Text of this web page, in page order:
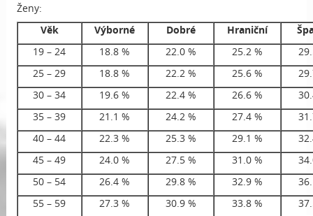
Ženy:
Věk
Výborné Dobré Hraniční
19 – 24
18.8 % 22.0 % 25.2 %
25 – 29
18.8 % 22.2 % 25.6 %
30 – 34
19.6 % 22.4 % 26.6 %
35 – 39
21.1 % 24.2 % 27.4 %
40 – 44
22.3 % 25.3 % 29.1 %
45 – 49
24.0 % 27.5 % 31.0 %
50 – 54
26.4 % 29.8 % 32.9 %
55 – 59
27.3 % 30.9 % 33.8 %